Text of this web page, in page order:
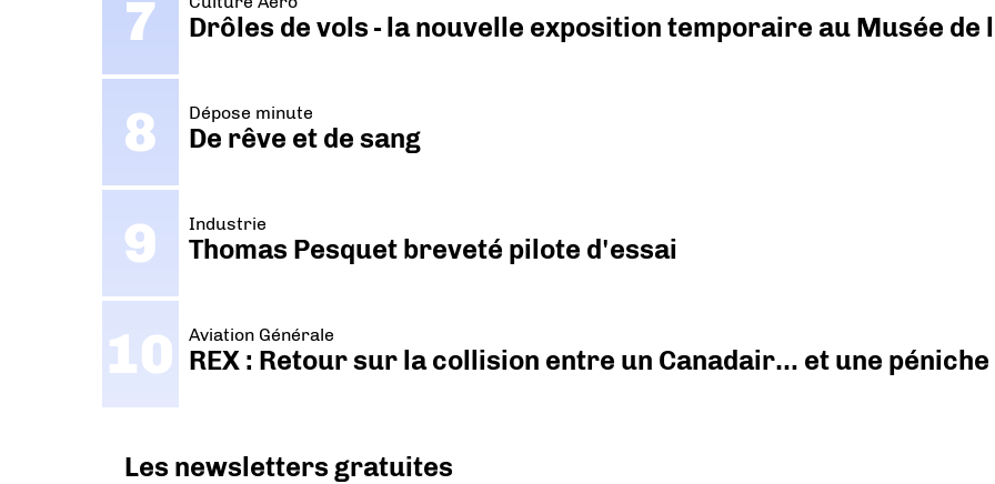
Drôles de vols - la nouvelle exposition temporaire au Musée de
Dépose minute
De rêve et de sang
Industrie
Thomas Pesquet breveté pilote d'essai
Aviation Générale
REX : Retour sur la collision entre un Canadair… et une péniche
Les newsletters gratuites